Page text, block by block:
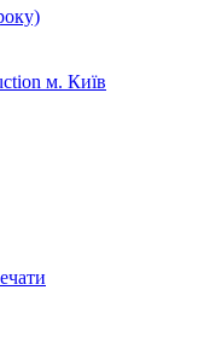
м. Київ